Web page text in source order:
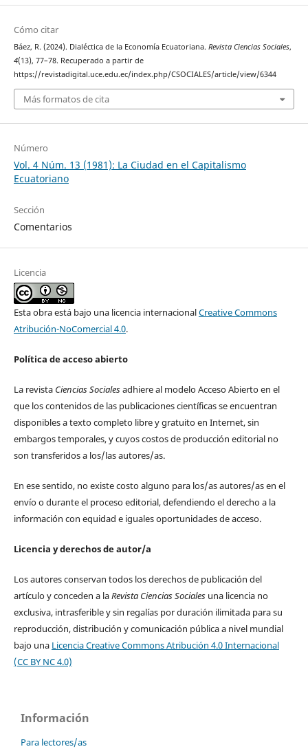
Cómo citar
Báez, R. (2024). Dialéctica de la Economía Ecuatoriana. Revista Ciencias Sociales,
4(13), 77–78. Recuperado a partir de
https://revistadigital.uce.edu.ec/index.php/CSOCIALES/article/view/6344
Más formatos de cita
Número
Vol. 4 Núm. 13 (1981): La Ciudad en el Capitalismo
Ecuatoriano
Sección
Comentarios
Licencia
Esta obra está bajo una licencia internacionalCreative Commons
Atribución-NoComercial 4.0.
Política de acceso abierto
La revista Ciencias Socialesadhiere al modelo Acceso Abierto en el
que los contenidos de las publicaciones científicas se encuentran
disponibles a texto completo libre y gratuito en Internet, sin
embargos temporales, y cuyos costos de producción editorial no
son transferidos a los/las autores/as.
En ese sentido, no existe costo alguno para los/as autores/as en el
envío o durante el proceso editorial, defendiendo el derecho a la
información con equidad e iguales oportunidades de acceso.
Licencia y derechos de autor/a
Los autores conservan todos los derechos de publicación del
artículo y conceden a laRevista Ciencias Socialesuna licencia no
exclusiva, intrasferible y sin regalías por duración ilimitada para su
reproducción, distribución y comunicación pública a nivel mundial
bajo una Licencia Creative Commons Atribución 4.0 Internacional
(CC BY NC 4.0)
Información
Para lectores/as